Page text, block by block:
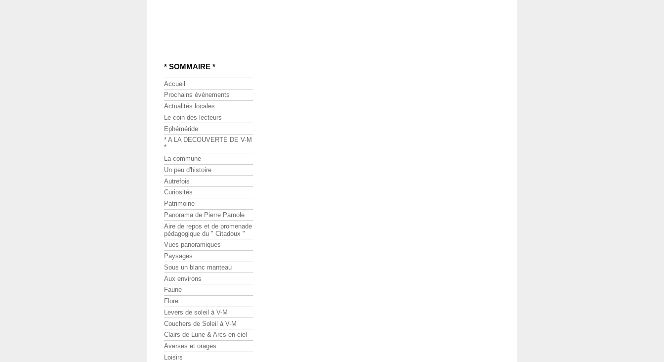
* SOMMAIRE *
Accueil
Prochains événements
Actualités locales
Le coin des lecteurs
Ephéméride
* A LA DECOUVERTE DE V-M
*
La commune
Un peu d'histoire
Autrefois
Curiosités
Patrimoine
Panorama de Pierre Pamole
Aire de repos et de promenade
pédagogique du " Citadoux "
Vues panoramiques
Paysages
Sous un blanc manteau
Aux environs
Faune
Flore
Levers de soleil à V-M
Couchers de Soleil à V-M
Clairs de Lune & Arcs-en-ciel
Averses et orages
Loisirs